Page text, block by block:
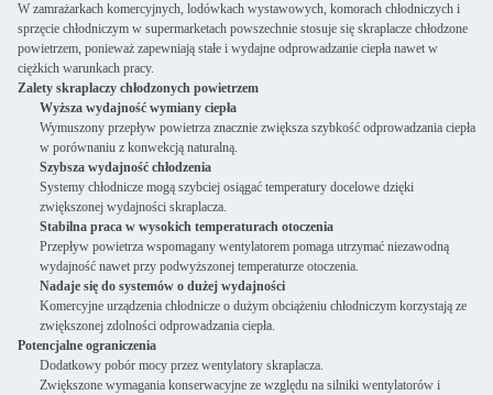
W zamrażarkach komercyjnych, lodówkach wystawowych, komorach chłodniczych i
sprzęcie chłodniczym w supermarketach powszechnie stosuje się skraplacze chłodzone
powietrzem, ponieważ zapewniają stałe i wydajne odprowadzanie ciepła nawet w
ciężkich warunkach pracy.
Zalety skraplaczy chłodzonych powietrzem
Wyższa wydajność wymiany ciepła
Wymuszony przepływ powietrza znacznie zwiększa szybkość odprowadzania ciepła
w porównaniu z konwekcją naturalną.
Szybsza wydajność chłodzenia
Systemy chłodnicze mogą szybciej osiągać temperatury docelowe dzięki
zwiększonej wydajności skraplacza.
Stabilna praca w wysokich temperaturach otoczenia
Przepływ powietrza wspomagany wentylatorem pomaga utrzymać niezawodną
wydajność nawet przy podwyższonej temperaturze otoczenia.
Nadaje się do systemów o dużej wydajności
Komercyjne urządzenia chłodnicze o dużym obciążeniu chłodniczym korzystają ze
zwiększonej zdolności odprowadzania ciepła.
Potencjalne ograniczenia
Dodatkowy pobór mocy przez wentylatory skraplacza.
Zwiększone wymagania konserwacyjne ze względu na silniki wentylatorów i